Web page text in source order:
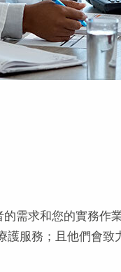
需求和您的實務作
護服務；且他們會致